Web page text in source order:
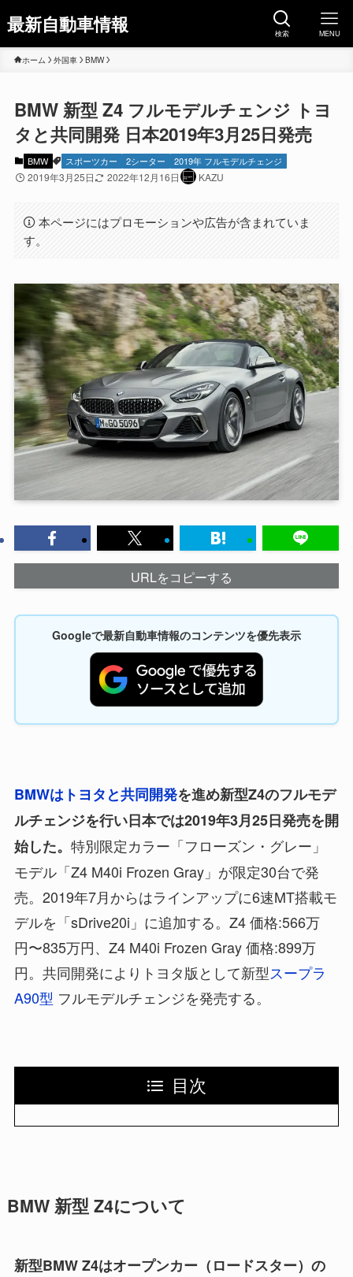
最新自動車情報 検索 MENU
ホーム 外国車 BMW
BMW 新型 Z4 フルモデルチェンジ トヨ
タと共同開発 日本2019年3月25日発売
BMW スポーツカー 2シーター 2019年 フルモデルチェンジ
2019年3月25日 2022年12月16日 KAZU
本ページにはプロモーションや広告が含まれていま
す。
URLをコピーする
Googleで最新自動車情報のコンテンツを優先表示
BMWはトヨタと共同開発を進め新型Z4のフルモデ
ルチェンジを行い日本では2019年3月25日発売を開
始した。 特別限定カラー「フローズン・グレー」
モデル「Z4 M40i Frozen Gray」が限定30台で発
売。2019年7月からはラインアップに6速MT搭載モ
デルを「sDrive20i」に追加する。Z4 価格:566万
円〜835万円、Z4 M40i Frozen Gray 価格:899万
円。共同開発によりトヨタ版として新型スープラ
A90型 フルモデルチェンジを発売する。
目次
BMW 新型 Z4について
新型BMW Z4はオープンカー（ロードスター）の